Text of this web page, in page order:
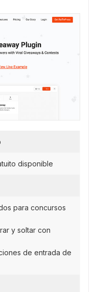
disponible
para concursos
y soltar con
de entrada de